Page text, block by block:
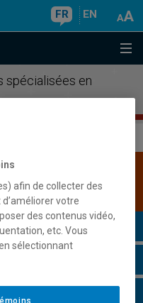
FR EN
spécialisées en
la consulter.
afin de collecter des
votre
des contenus vidéo,
etc. Vous
sélectionnant